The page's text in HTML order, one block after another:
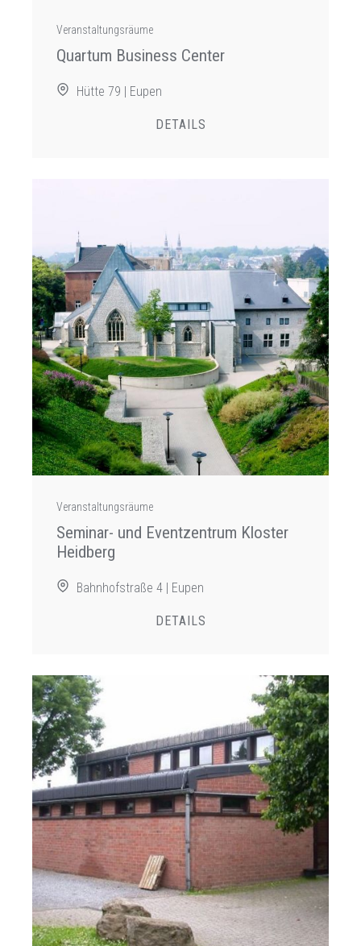
Veranstaltungsräume
Quartum Business Center
Hütte 79 | Eupen
DETAILS
Veranstaltungsräume
Seminar- und Eventzentrum Kloster
Heidberg
Bahnhofstraße 4 | Eupen
DETAILS